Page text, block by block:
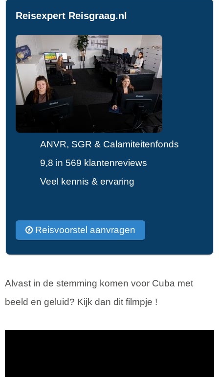
Reisexpert Reisgraag.nl
ANVR, SGR & Calamiteitenfonds
9,8 in 569 klantenreviews
Veel kennis & ervaring
Reisvoorstel aanvragen
Alvast in de stemming komen voor Cuba met
beeld en geluid? Kijk dan dit filmpje !